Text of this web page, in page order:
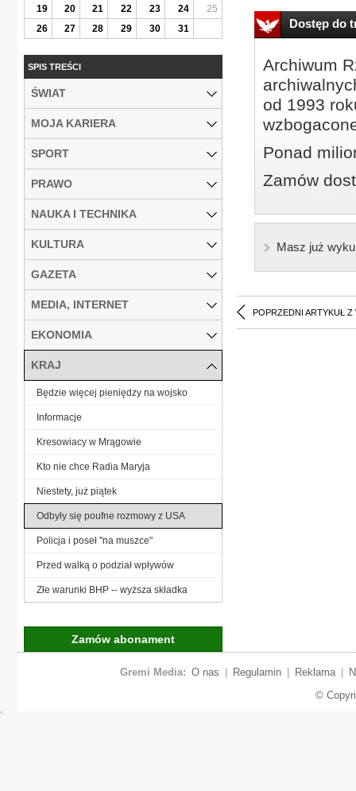
Dostęp do
Archiwum
od 1993
Ponad
Zamów
Masz już
POPRZEDNI ARTYKUŁ Z
19
20 21 22 23 24
25
26
27 28 29 30 31
SPIS TREŚCI
ŚWIAT
MOJA KARIERA
SPORT
PRAWO
NAUKA I TECHNIKA
KULTURA
GAZETA
MEDIA, INTERNET
EKONOMIA
KRAJ
Będzie więcej pieniędzy na wojsko
Informacje
Kresowiacy w Mrągowie
Kto nie chce Radia Maryja
Niestety, już piątek
Odbyły się poufne rozmowy z USA
Policja i poseł "na muszce"
Przed walką o podział wpływów
Złe warunki BHP -- wyższa składka
Zamów abonament
Gremi Media: O nas Regulamin Reklama
©